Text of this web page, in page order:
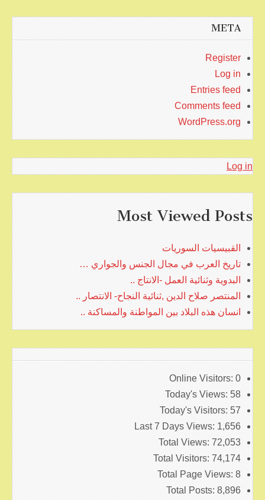
META
Register
Log in
Entries feed
Comments feed
WordPress.org
Log in
Most Viewed Posts
القبيسيات السوريات
تاريخ العرب في مجال الجنس والجواري …
البدوية وثنائية العمل -الانتاج ..
المنتصر صلاح الدين ,ثنائية النجاح- الانتصار ..
انسان هذه البلاد بين المواطنة والمساكنة ..
Online Visitors: 0
Today's Views: 58
Today's Visitors: 57
Last 7 Days Views: 1,656
Total Views: 72,053
Total Visitors: 74,174
Total Page Views: 8
Total Posts: 8,896